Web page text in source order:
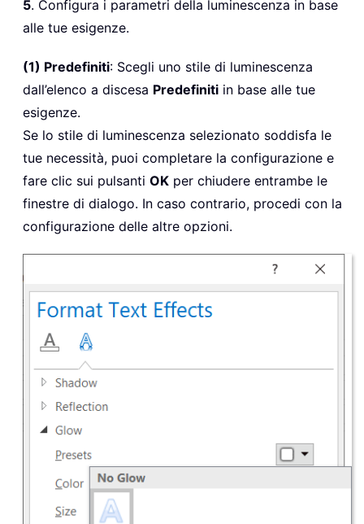
5. Configura i parametri della luminescenza in base
alle tue esigenze.
(1) Predefiniti: Scegli uno stile di luminescenza
dall’elenco a discesa Predefiniti in base alle tue
esigenze.
Se lo stile di luminescenza selezionato soddisfa le
tue necessità, puoi completare la configurazione e
fare clic sui pulsanti OK per chiudere entrambe le
finestre di dialogo. In caso contrario, procedi con la
configurazione delle altre opzioni.